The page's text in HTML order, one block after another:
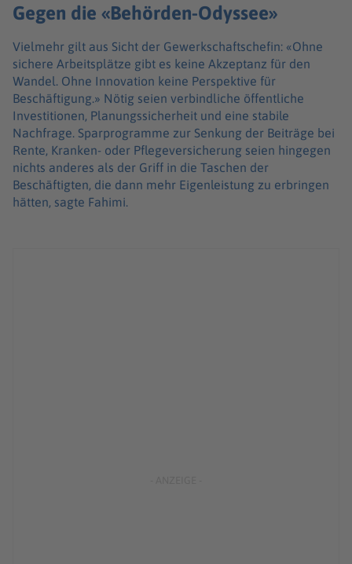
Gegen die «Behörden-Odyssee»
Vielmehr gilt aus Sicht der Gewerkschaftschefin: «Ohne
sichere Arbeitsplätze gibt es keine Akzeptanz für den
Wandel. Ohne Innovation keine Perspektive für
Beschäftigung.» Nötig seien verbindliche öffentliche
Investitionen, Planungssicherheit und eine stabile
Nachfrage. Sparprogramme zur Senkung der Beiträge bei
Rente, Kranken- oder Pflegeversicherung seien hingegen
nichts anderes als der Griff in die Taschen der
Beschäftigten, die dann mehr Eigenleistung zu erbringen
hätten, sagte Fahimi.